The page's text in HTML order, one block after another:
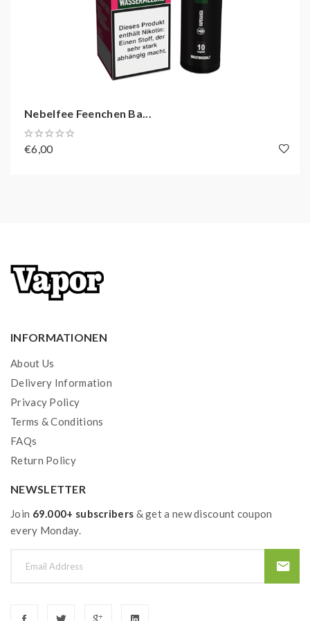
Zugautomatik
Bis zu 600 Züge dampfen
Kindersicherung
Nebelfee Feenchen Ba...
€6,00
INFORMATIONEN
About Us
Delivery Information
Privacy Policy
Terms & Conditions
FAQs
Return Policy
NEWSLETTER
Join 69.000+ subscribers & get a new discount coupon
every Monday.